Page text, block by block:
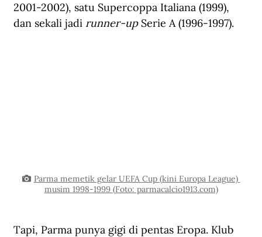
2001-2002), satu Supercoppa Italiana (1999),
dan sekali jadi runner-up Serie A (1996-1997).
Parma memetik gelar UEFA Cup (kini Europa League)
musim 1998-1999 (Foto: parmacalcio1913.com)
Tapi, Parma punya gigi di pentas Eropa. Klub